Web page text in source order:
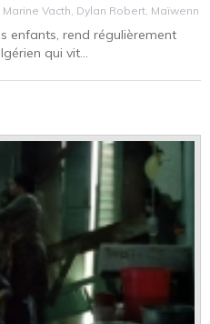
Vacth, Dylan Robert, Maïwenn
enfants, rend régulièrement
qui vit...